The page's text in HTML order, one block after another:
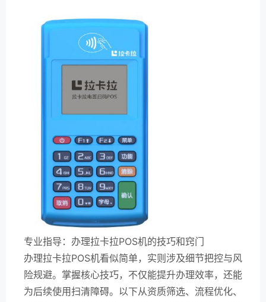
专业指导：办理拉卡拉POS机的技巧和窍门
办理拉卡拉POS机看似简单，实则涉及细节把控与风
险规避。掌握核心技巧，不仅能提升办理效率，还能
为后续使用扫清障碍。以下从资质筛选、流程优化、